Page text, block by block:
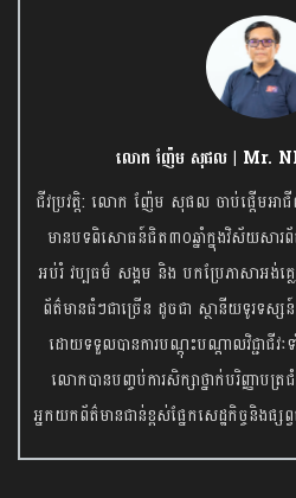
លោក ញ៉ែម សុផល | Mr.
ជីវប្រវត្តិ: លោក ញ៉ែម សុផល ចាប់ផ្តើមអាជី
មានបទពិសោធន៍ជិត៣០ឆ្នាំក្នុងវិស័យសារព័
អប់រំ វប្បធម៌ សង្គម និង បកប្រែភាសាអង់គ្ល
ព័ត៌មានធំៗជាច្រើន ដូចជា ស្ថានីយទូរទស្ស
ដោយទទួលបានការបណ្តុះបណ្តាលវិជ្ជាជីវ
លោកបានបញ្ចប់ការសិក្សាថ្នាក់បរិញ្ញាបត្រ
អ្នកយកព័ត៌មានជាន់ខ្ពស់ផ្នែកសេដ្ឋកិច្ចនិ